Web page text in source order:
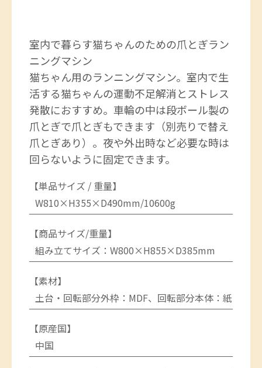
室内で暮らす猫ちゃんのための爪とぎラン
ニングマシン
猫ちゃん用のランニングマシン。室内で生
活する猫ちゃんの運動不足解消とストレス
発散におすすめ。車輪の中は段ボール製の
爪とぎで爪とぎもできます（別売りで替え
爪とぎあり）。夜や外出時など必要な時は
回らないように固定できます。
【単品サイズ / 重量】
W810×H355×D490mm/10600g
【商品サイズ/重量】
組み立てサイズ：W800×H855×D385mm
【素材】
土台・回転部分外枠：MDF、回転部分本体：紙
【原産国】
中国